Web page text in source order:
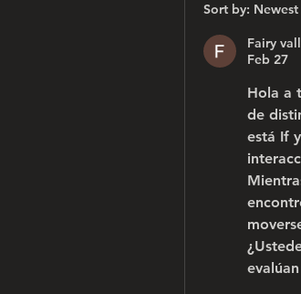
Sort by: Newest
Fairy
Feb 27
Hola a
de
está If